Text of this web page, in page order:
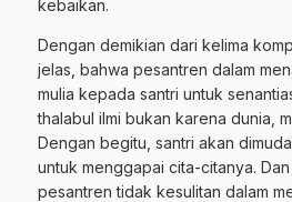
kebaikan.
Dengan demikian dari kelima
jelas, bahwa pesantren dalam
mulia kepada santri untuk
thalabul ilmi bukan karena dunia,
Dengan begitu, santri akan
untuk menggapai cita-citanya.
pesantren tidak kesulitan dalam